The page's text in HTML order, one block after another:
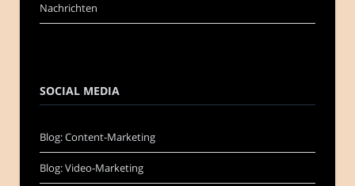
Nachrichten
SOCIAL MEDIA
Blog: Content-Marketing
Blog: Video-Marketing